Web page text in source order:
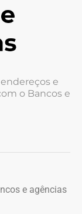
e
o Bancos e
e agências